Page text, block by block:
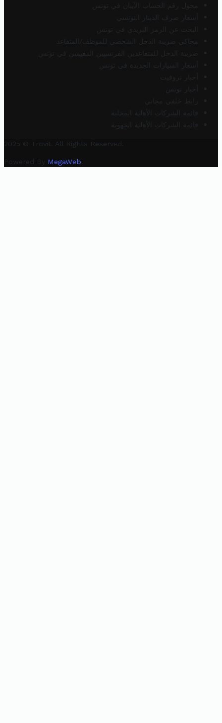
محول رقم الحساب الآيبان في تونس
أسعار صرف الدينار التونسي
البحث عن الرمز البريدي في تونس
محاكي ضريبة الدخل الشخصي للموظف/المتقاعد
ضريبة الدخل للمتقاعدين الفرنسيين المقيمين في تونس
أسعار السيارات الجديدة في تونس
أخبار تروفيت
أخبار تونس
رابط خلفي مجاني
قائمة الشركات الأهلية المحلية
قائمة الشركات الأهلية الجهوية
2025 © Trovit. All Rights Reserved.
Powered By MegaWeb